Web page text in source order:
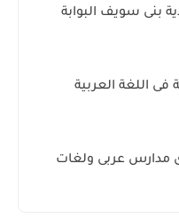
بنى سويف البوابة
فى اللغة العربية
مدارس عربى ولغات